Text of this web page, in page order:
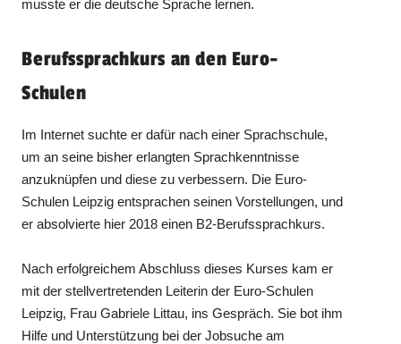
musste er die deutsche Sprache lernen.
Berufssprachkurs an den Euro-
Schulen
Im Internet suchte er dafür nach einer Sprachschule,
um an seine bisher erlangten Sprachkenntnisse
anzuknüpfen und diese zu verbessern. Die Euro-
Schulen Leipzig entsprachen seinen Vorstellungen, und
er absolvierte hier 2018 einen B2-Berufssprachkurs.
Nach erfolgreichem Abschluss dieses Kurses kam er
mit der stellvertretenden Leiterin der Euro-Schulen
Leipzig, Frau Gabriele Littau, ins Gespräch. Sie bot ihm
Hilfe und Unterstützung bei der Jobsuche am